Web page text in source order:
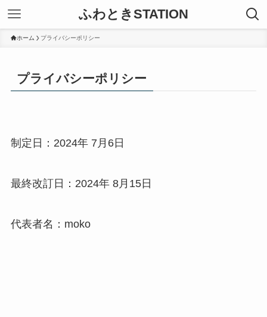
ふわときSTATION
ホーム プライバシーポリシー
プライバシーポリシー
制定日：2024年 7月6日
最終改訂日：2024年 8月15日
代表者名：moko